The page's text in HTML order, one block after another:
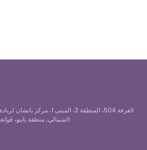
الشمالي، منطقة بانيو،